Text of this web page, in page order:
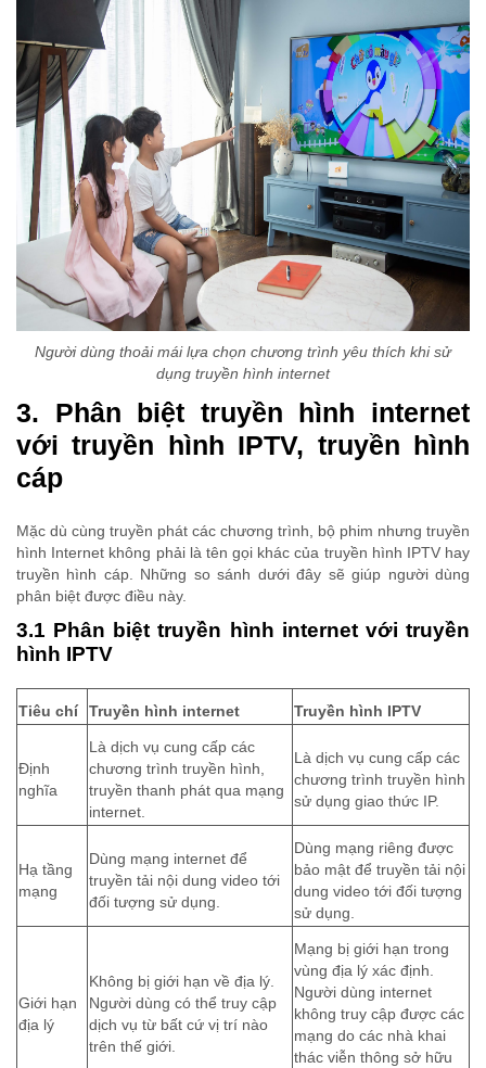
Người dùng thoải mái lựa chọn chương trình yêu thích khi sử
dụng truyền hình internet
3. Phân biệt truyền hình internet
với truyền hình IPTV, truyền hình
cáp
Mặc dù cùng truyền phát các chương trình, bộ phim nhưng truyền
hình Internet không phải là tên gọi khác của truyền hình IPTV hay
truyền hình cáp. Những so sánh dưới đây sẽ giúp người dùng
phân biệt được điều này.
3.1 Phân biệt truyền hình internet với truyền
hình IPTV
Tiêu chí Truyền hình internet Truyền hình IPTV
Định
nghĩa
Là dịch vụ cung cấp các
chương trình truyền hình,
truyền thanh phát qua mạng
internet.
Là dịch vụ cung cấp các
chương trình truyền hình
sử dụng giao thức IP.
Hạ tầng
mạng
Dùng mạng internet để
truyền tải nội dung video tới
đối tượng sử dụng.
Dùng mạng riêng được
bảo mật để truyền tải nội
dung video tới đối tượng
sử dụng.
Giới hạn
địa lý
Không bị giới hạn về địa lý.
Người dùng có thể truy cập
dịch vụ từ bất cứ vị trí nào
trên thế giới.
Mạng bị giới hạn trong
vùng địa lý xác định.
Người dùng internet
không truy cập được các
mạng do các nhà khai
thác viễn thông sở hữu